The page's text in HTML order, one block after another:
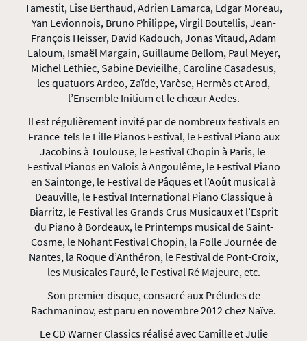
Tamestit, Lise Berthaud, Adrien Lamarca, Edgar Moreau,
Yan Levionnois, Bruno Philippe, Virgil Boutellis, Jean-
François Heisser, David Kadouch, Jonas Vitaud, Adam
Laloum, Ismaël Margain, Guillaume Bellom, Paul Meyer,
Michel Lethiec, Sabine Devieilhe, Caroline Casadesus,
les quatuors Ardeo, Zaïde, Varèse, Hermès et Arod,
l’Ensemble Initium et le chœur Aedes.
Il est régulièrement invité par de nombreux festivals en
France tels le Lille Pianos Festival, le Festival Piano aux
Jacobins à Toulouse, le Festival Chopin à Paris, le
Festival Pianos en Valois à Angoulême, le Festival Piano
en Saintonge, le Festival de Pâques et l’Août musical à
Deauville, le Festival International Piano Classique à
Biarritz, le Festival les Grands Crus Musicaux et l’Esprit
du Piano à Bordeaux, le Printemps musical de Saint-
Cosme, le Nohant Festival Chopin, la Folle Journée de
Nantes, la Roque d’Anthéron, le Festival de Pont-Croix,
les Musicales Fauré, le Festival Ré Majeure, etc.
Son premier disque, consacré aux Préludes de
Rachmaninov, est paru en novembre 2012 chez Naïve.
Le CD Warner Classics réalisé avec Camille et Julie